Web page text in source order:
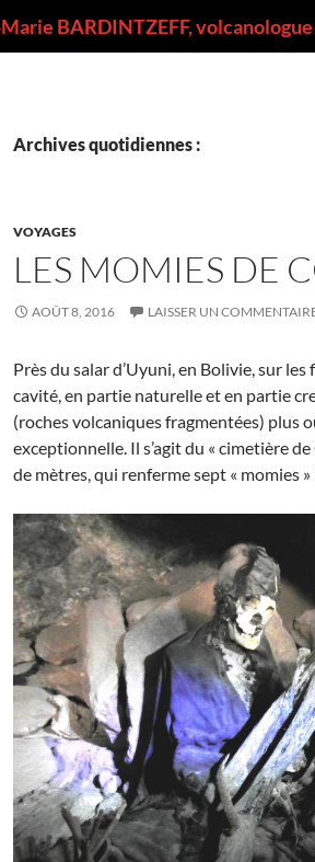
BARDINTZEFF, volcanologue
Archives quotidiennes :
VOYAGES
LES MOMIES DE
AOÛT 8, 2016 LAISSER UN
Près du salar d’Uyuni, en Bolivie, sur
cavité, en partie naturelle et en partie
(roches volcaniques fragmentées) plus
exceptionnelle. Il s’agit du « cimetière
de mètres, qui renferme sept « momies